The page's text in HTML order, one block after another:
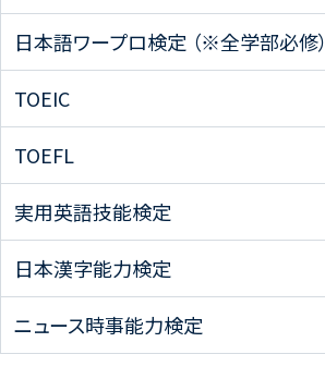
日本語ワープロ検定 （※全学部必修）
TOEIC
TOEFL
実用英語技能検定
日本漢字能力検定
ニュース時事能力検定